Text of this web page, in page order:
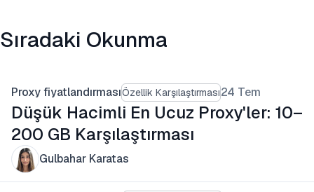
Sıradaki Okunma
Proxy fiyatlandırmasıÖzellik Karşılaştırması24 Tem
Düşük Hacimli En Ucuz Proxy'ler: 10–
200 GB Karşılaştırması
Gulbahar Karatas